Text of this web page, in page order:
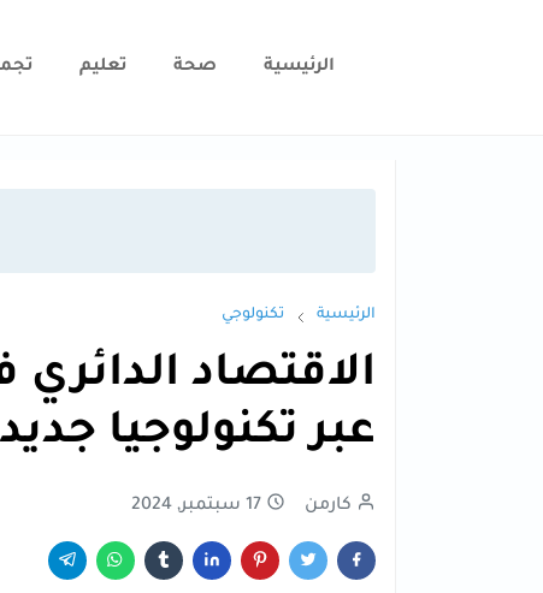
الرئيسية صحة تعليم
الرئيسية تكنولوجي
الاقتصاد
عبر تكنولوجيا
كارمن 17 سبتمبر, 2024